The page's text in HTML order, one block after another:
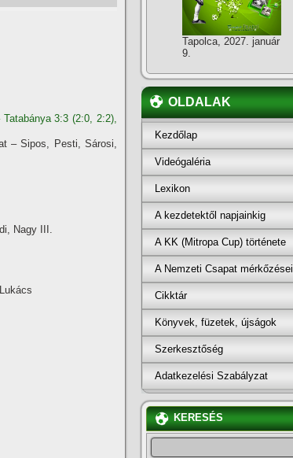
3:3 (2:0, 2:2),
– Sipos, Pesti, Sárosi,
Nagy III.
Tapolca, 2027. január
9.
OLDALAK
Kezdőlap
Videógaléria
Lexikon
A kezdetektől napjainkig
A KK (Mitropa Cup) története
A Nemzeti Csapat mérkőzései
Cikktár
Könyvek, füzetek, újságok
Szerkesztőség
Adatkezelési Szabályzat
KERESÉS